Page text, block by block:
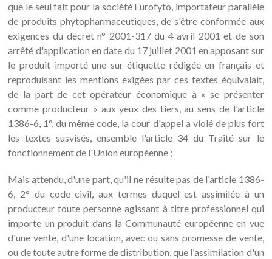
que le seul fait pour la société Eurofyto, importateur parallèle
de produits phytopharmaceutiques, de s'être conformée aux
exigences du décret n° 2001-317 du 4 avril 2001 et de son
arrêté d'application en date du 17 juillet 2001 en apposant sur
le produit importé une sur-étiquette rédigée en français et
reproduisant les mentions exigées par ces textes équivalait,
de la part de cet opérateur économique à « se présenter
comme producteur » aux yeux des tiers, au sens de l'article
1386-6, 1°, du même code, la cour d'appel a violé de plus fort
les textes susvisés, ensemble l'article 34 du Traité sur le
fonctionnement de l'Union européenne ;
Mais attendu, d'une part, qu'il ne résulte pas de l'article 1386-
6, 2° du code civil, aux termes duquel est assimilée à un
producteur toute personne agissant à titre professionnel qui
importe un produit dans la Communauté européenne en vue
d'une vente, d'une location, avec ou sans promesse de vente,
ou de toute autre forme de distribution, que l'assimilation d'un